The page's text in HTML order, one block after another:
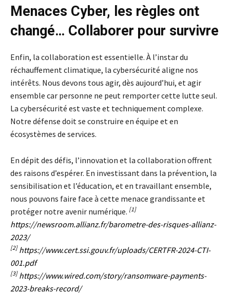
Menaces Cyber, les règles ont
changé… Collaborer pour survivre
Enfin, la collaboration est essentielle. À l’instar du
réchauffement climatique, la cybersécurité aligne nos
intérêts. Nous devons tous agir, dès aujourd’hui, et agir
ensemble car personne ne peut remporter cette lutte seul.
La cybersécurité est vaste et techniquement complexe.
Notre défense doit se construire en équipe et en
écosystèmes de services.
En dépit des défis, l’innovation et la collaboration offrent
des raisons d’espérer. En investissant dans la prévention, la
sensibilisation et l’éducation, et en travaillant ensemble,
nous pouvons faire face à cette menace grandissante et
protéger notre avenir numérique. [1]
https://newsroom.allianz.fr/barometre-des-risques-allianz-
2023/
[2] https://www.cert.ssi.gouv.fr/uploads/CERTFR-2024-CTI-
001.pdf
[3] https://www.wired.com/story/ransomware-payments-
2023-breaks-record/